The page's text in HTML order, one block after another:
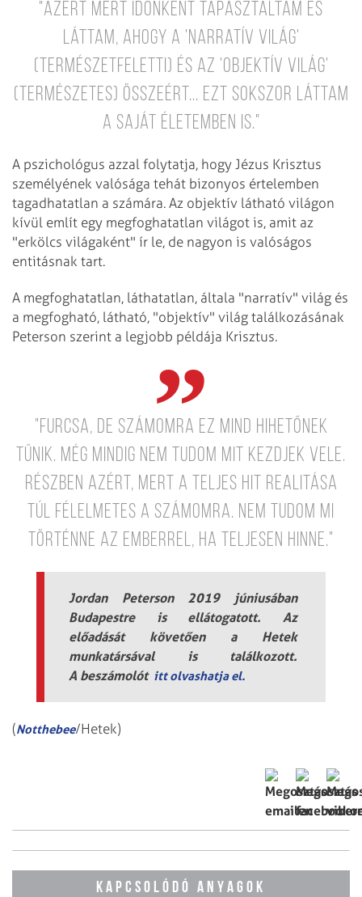
"Azért mert időnként tapasztaltam és
láttam, ahogy a 'narratív világ'
(természetfeletti) és az 'objektív világ'
(természetes) összeért... ezt sokszor láttam
a saját életemben is."
A pszichológus azzal folytatja, hogy Jézus Krisztus
személyének valósága tehát bizonyos értelemben
tagadhatatlan a számára. Az objektív látható világon
kívül említ egy megfoghatatlan világot is, amit az
"erkölcs világaként" ír le, de nagyon is valóságos
entitásnak tart.
A megfoghatatlan, láthatatlan, általa "narratív" világ és
a megfogható, látható, "objektív" világ találkozásának
Peterson szerint a legjobb példája Krisztus.
"Furcsa, de számomra ez mind hihetőnek
tűnik. még mindig nem tudom mit kezdjek vele.
Részben azért, mert a teljes hit realitása
túl félelmetes a számomra. Nem tudom mi
történne az emberrel, ha teljesen hinne."
Jordan Peterson 2019 júniusában
Budapestre is ellátogatott. Az
előadását követően a Hetek
munkatársával is találkozott.
A beszámolót itt olvashatja el.
(Notthebee/Hetek)
KAPCSOLÓDÓ ANYAGOK